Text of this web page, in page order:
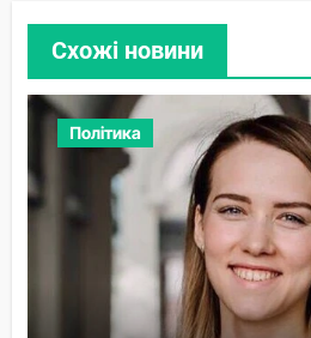
Схожі новини
Політика